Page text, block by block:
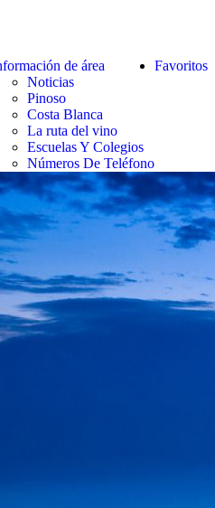
Favoritos
de área
Noticias
Pinoso
Costa Blanca
La ruta del vino
Escuelas Y Colegios
Números De Teléfono